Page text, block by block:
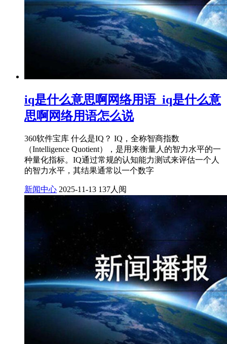
iq是什么意思啊网络用语_iq是什么意
思啊网络用语怎么说
360软件宝库 什么是IQ？ IQ，全称智商指数
（Intelligence Quotient），是用来衡量人的智力水平的一
种量化指标。IQ通过常规的认知能力测试来评估一个人
的智力水平，其结果通常以一个数字
新闻中心 2025-11-13 137人阅